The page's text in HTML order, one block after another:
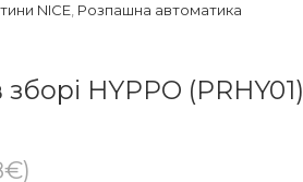
NICE Розпашна автоматика
HYPPO (PRHY01)